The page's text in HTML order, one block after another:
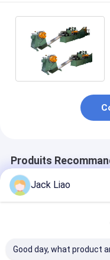
Produits
Jack Liao
Good day, what product